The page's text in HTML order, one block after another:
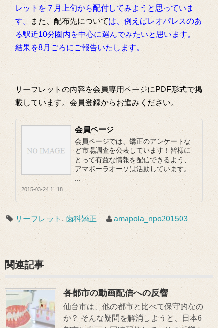
レットを７月上旬から配付してみようと思っていま
す。
また、配布先については、例えばレオパレスのあ
る駅近10分圏内を中心に選んでみたいと思います。
結果を8月ごろにご報告いたします。
リーフレットの内容を会員専用ページにPDF形式で掲
載しています。会員登録からお進みください。
会員ページ
会員ページでは、矯正のアンケートな
ど市場調査を公表しています！皆様に
とって有益な情報を配信できるよう、
アマポーラオーソは活動しています。
2015-03-24 11:18
リーフレット, 歯科矯正 amapola_npo201503
関連記事
各都市の動画配信への反響
仙台市は、他の都市と比べて保守的なの
か？ そんな疑問を解消しようと、日本6